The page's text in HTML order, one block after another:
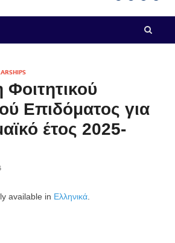
Επιδόματος για
έτος 2025-
available in Ελληνικά